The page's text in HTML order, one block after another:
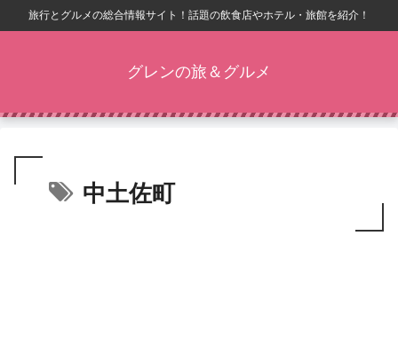
旅行とグルメの総合情報サイト！話題の飲食店やホテル・旅館を紹介！
グレンの旅＆グルメ
中土佐町